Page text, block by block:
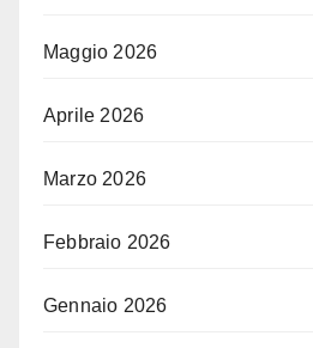
Maggio 2026
Aprile 2026
Marzo 2026
Febbraio 2026
Gennaio 2026